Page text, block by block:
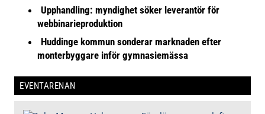
Upphandling: myndighet söker leverantör för
webbinarieproduktion
Huddinge kommun sonderar marknaden efter
monterbyggare inför gymnasiemässa
EVENTARENAN